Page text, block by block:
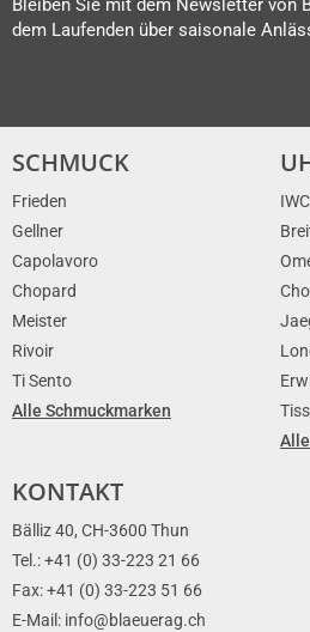
Bleiben Sie mit dem Newsletter von
dem Laufenden über saisonale
SCHMUCK
Frieden
Gellner
Capolavoro
Chopard
Meister
Rivoir
Ti Sento
Alle Schmuckmarken
KONTAKT
Bälliz 40, CH-3600 Thun
Tel.: +41 (0) 33-223 21 66
Fax: +41 (0) 33-223 51 66
E-Mail: info@blaeuerag.ch